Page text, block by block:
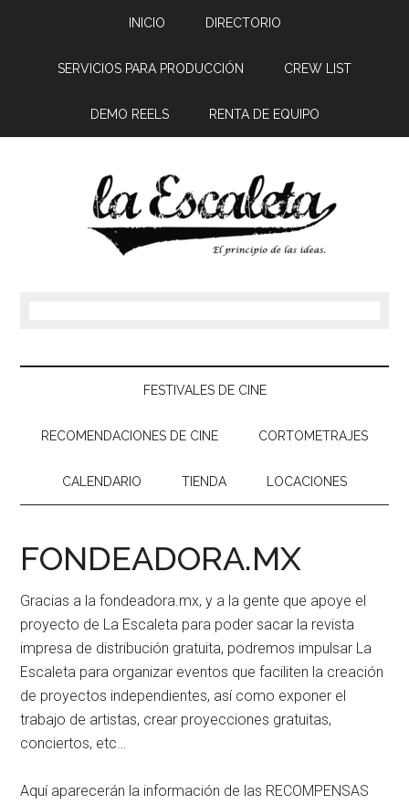
INICIO DIRECTORIO
SERVICIOS PARA PRODUCCIÓN CREW LIST
DEMO REELS RENTA DE EQUIPO
FESTIVALES DE CINE
RECOMENDACIONES DE CINE CORTOMETRAJES
CALENDARIO TIENDA LOCACIONES
FONDEADORA.MX
Gracias a la fondeadora.mx, y a la gente que apoye el
proyecto de La Escaleta para poder sacar la revista
impresa de distribución gratuita, podremos impulsar La
Escaleta para organizar eventos que faciliten la creación
de proyectos independientes, así como exponer el
trabajo de artistas, crear proyecciones gratuitas,
conciertos, etc…
Aquí aparecerán la información de las RECOMPENSAS